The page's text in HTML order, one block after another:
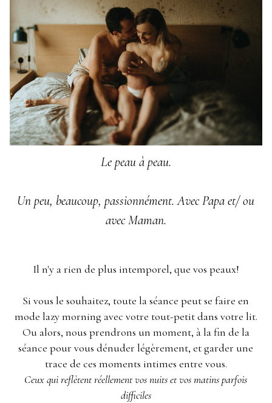
Le peau à peau.
Un peu, beaucoup, passionnément. Avec Papa et/ ou
avec Maman.
Il n'y a rien de plus intemporel, que vos peaux!
Si vous le souhaitez, toute la séance peut se faire en
mode lazy morning avec votre tout-petit dans votre lit.
Ou alors, nous prendrons un moment, à la fin de la
séance pour vous dénuder légèrement, et garder une
trace de ces moments intimes entre vous.
Ceux qui reflètent réellement vos nuits et vos matins parfois
difficiles